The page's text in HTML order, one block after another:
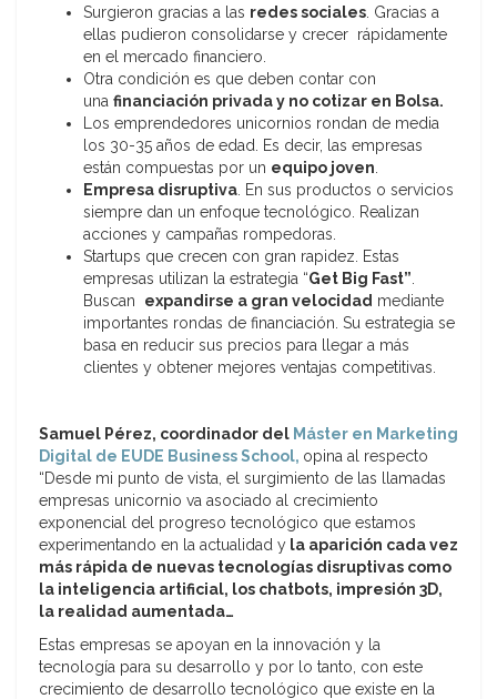
Surgieron gracias a las redes sociales . Gracias a
ellas pudieron consolidarse y crecer rápidamente
en el mercado financiero.
Otra condición es que deben contar con
una financiación privada y no cotizar en Bolsa.
Los emprendedores unicornios rondan de media
los 30-35 años de edad. Es decir, las empresas
están compuestas por un equipo joven
Empresa disruptiva . En sus productos o servicios
siempre dan un enfoque tecnológico. Realizan
acciones y campañas rompedoras.
Startups que crecen con gran rapidez. Estas
empresas utilizan la estrategia “Get Big Fast”
Buscan expandirse a gran velocidad mediante
importantes rondas de financiación. Su estrategia se
basa en reducir sus precios para llegar a más
clientes y obtener mejores ventajas competitivas.
Samuel Pérez, coordinador del Máster en Marketing
Digital de EUDE Business School, opina al respecto
“Desde mi punto de vista, el surgimiento de las llamadas
empresas unicornio va asociado al crecimiento
exponencial del progreso tecnológico que estamos
experimentando en la actualidad y la aparición cada vez
más rápida de nuevas tecnologías disruptivas como
la inteligencia artificial, los chatbots, impresión 3D,
la realidad aumentada…
Estas empresas se apoyan en la innovación y la
tecnología para su desarrollo y por lo tanto, con este
crecimiento de desarrollo tecnológico que existe en la